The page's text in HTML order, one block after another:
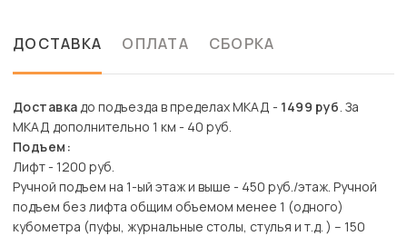
ДОСТАВКА ОПЛАТА СБОРКА
Доставкадо подъезда в пределах МКАД - 1499 руб. За
МКАД дополнительно 1 км - 40 руб.
Подъем:
Лифт - 1200 руб.
Ручной подъем на 1-ый этаж и выше - 450 руб./этаж. Ручной
подъем без лифта общим объемом менее 1 (одного)
кубометра (пуфы, журнальные столы, стулья и т.д. ) – 150